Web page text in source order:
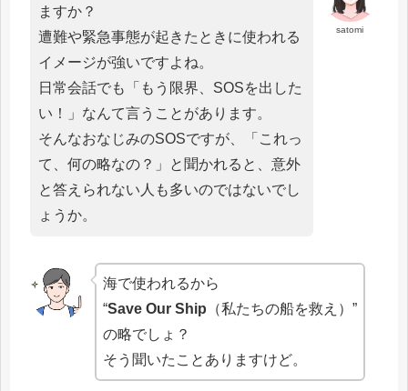
satomi
ますか？
遭難や緊急事態が起きたときに使われる
イメージが強いですよね。
日常会話でも「もう限界、SOSを出した
い！」なんて言うことがあります。
そんなおなじみのSOSですが、「これっ
て、何の略なの？」と聞かれると、意外
と答えられない人も多いのではないでし
ょうか。
海で使われるから
“Save Our Ship （私たちの船を救え）”
の略でしょ？
そう聞いたことありますけど。